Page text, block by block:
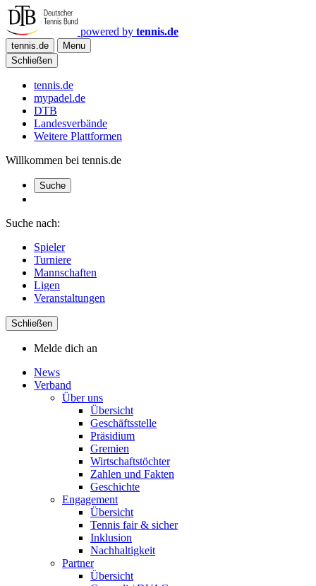
powered by tennis.de
tennis.de
Menu
Schließen
tennis.de
mypadel.de
DTB
Landesverbände
Weitere Plattformen
Willkommen bei tennis.de
Suche
Suche nach:
Spieler
Turniere
Mannschaften
Ligen
Veranstaltungen
Schließen
Melde dich an
News
Verband
Über uns
Übersicht
Geschäftsstelle
Präsidium
Gremien
Wirtschaftstöchter
Zahlen und Fakten
Geschichte
Engagement
Übersicht
Tennis fair & sicher
Inklusion
Nachhaltigkeit
Partner
Übersicht